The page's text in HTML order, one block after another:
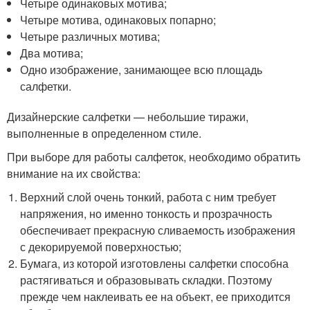
Четыре мотива, одинаковых попарно;
Четыре различных мотива;
Два мотива;
Одно изображение, занимающее всю площадь
салфетки.
Дизайнерские салфетки — небольшие тиражи,
выполненные в определенном стиле.
При выборе для работы салфеток, необходимо обратить
внимание на их свойства:
Верхний слой очень тонкий, работа с ним требует
напряжения, но именно тонкость и прозрачность
обеспечивает прекрасную сливаемость изображения
с декорируемой поверхностью;
Бумага, из которой изготовлены салфетки способна
растягиваться и образовывать складки. Поэтому
прежде чем наклеивать ее на объект, ее приходится